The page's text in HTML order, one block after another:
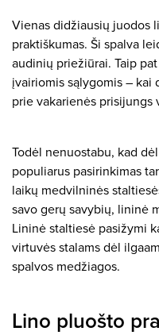
Vienas didžiausių juodos
praktiškumas. Ši spalva
audinių priežiūrai. Taip
įvairiomis sąlygomis – kai
prie vakarienės prisijungs
Todėl nenuostabu, kad
populiarus pasirinkimas
laikų medvilninės
savo gerų savybių, lininė
Lininė staltiesė pasižymi
virtuvės stalams dėl
spalvos medžiagos.
Lino pluošto